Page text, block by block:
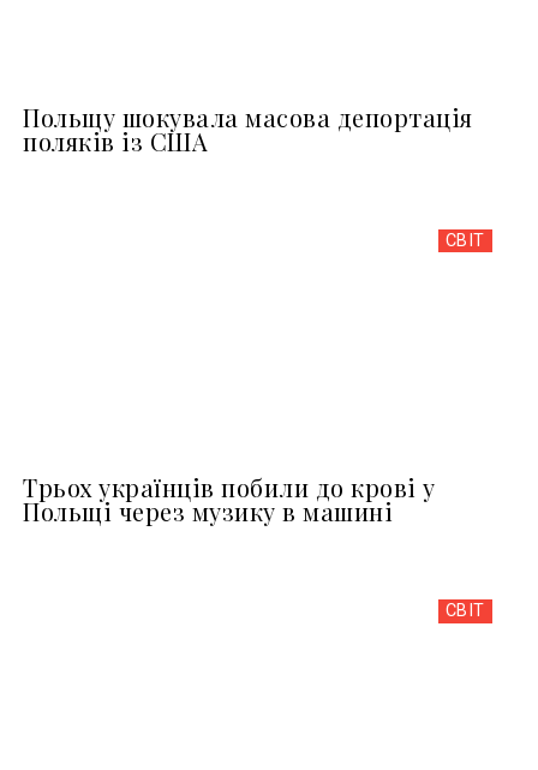
Польщу шокувала масова депортація
поляків із США
СВІТ
Трьох українців побили до крові у
Польщі через музику в машині
СВІТ